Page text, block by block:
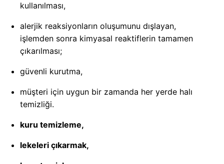
kullanılması,
alerjik reaksiyonların oluşumunu dışlayan,
işlemden sonra kimyasal reaktiflerin tamamen
çıkarılması;
güvenli kurutma,
müşteri için uygun bir zamanda her yerde halı
temizliği.
kuru temizleme,
lekeleri çıkarmak,